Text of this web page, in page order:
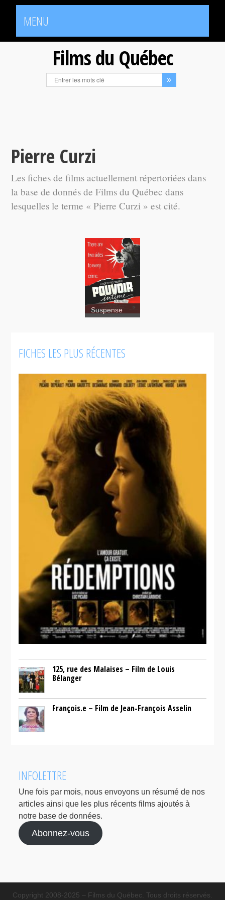
MENU
Films du Québec
Pierre Curzi
Les fiches de films actuellement répertoriées dans
la base de donnés de Films du Québec dans
lesquelles le terme « Pierre Curzi » est cité.
Pouvoir
intime
Suspense
FICHES LES PLUS RÉCENTES
125, rue des Malaises – Film de Louis
Bélanger
François.e – Film de Jean-François Asselin
INFOLETTRE
Une fois par mois, nous envoyons un résumé de nos
articles ainsi que les plus récents films ajoutés à
notre base de données.
Abonnez-vous
Copyright 2008-2025 – Films du Québec. Tous droits réservés.